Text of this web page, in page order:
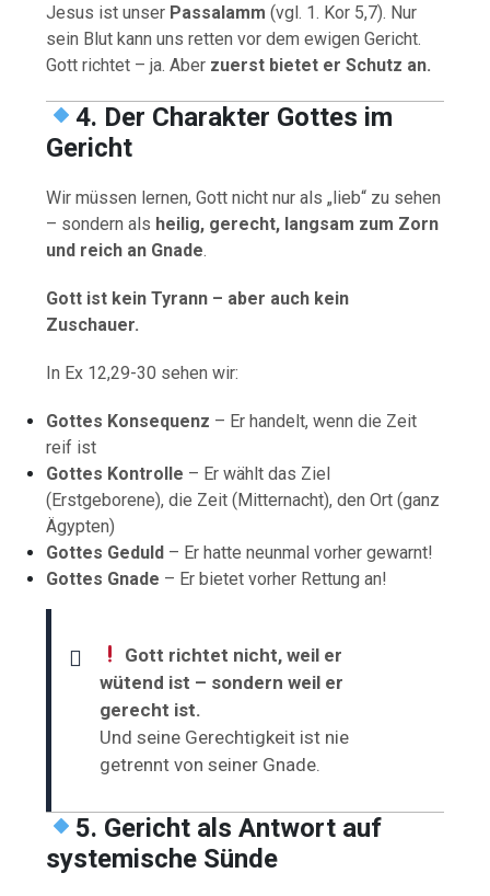
Jesus ist unser Passalamm (vgl. 1. Kor 5,7). Nur
sein Blut kann uns retten vor dem ewigen Gericht.
Gott richtet – ja. Aber zuerst bietet er Schutz an.
4. Der Charakter Gottes im
Gericht
Wir müssen lernen, Gott nicht nur als „lieb“ zu sehen
– sondern als heilig, gerecht, langsam zum Zorn
und reich an Gnade.
Gott ist kein Tyrann – aber auch kein
Zuschauer.
In Ex 12,29-30 sehen wir:
Gottes Konsequenz – Er handelt, wenn die Zeit
reif ist
Gottes Kontrolle – Er wählt das Ziel
(Erstgeborene), die Zeit (Mitternacht), den Ort (ganz
Ägypten)
Gottes Geduld – Er hatte neunmal vorher gewarnt!
Gottes Gnade – Er bietet vorher Rettung an!
Gott richtet nicht, weil er
wütend ist – sondern weil er
gerecht ist.
Und seine Gerechtigkeit ist nie
getrennt von seiner Gnade.
5. Gericht als Antwort auf
systemische Sünde